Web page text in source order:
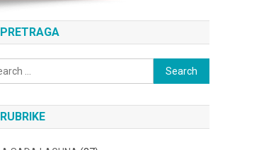
PRETRAGA
Search
for:
RUBRIKE